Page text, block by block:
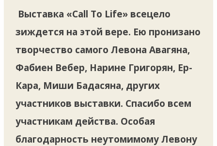
Выставка «Call To Life» всецело
зиждется на этой вере. Ею пронизано
творчество самого Левона Авагяна,
Фабиен Вебер, Нарине Григорян, Ер-
Кара, Миши Бадасяна, других
участников выставки. Спасибо всем
участникам действа. Особая
благодарность неутомимому Левону